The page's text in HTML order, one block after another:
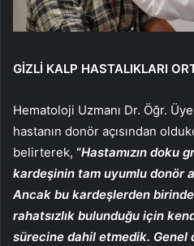
GİZLİ KALP HASTALIKLARI
Hematoloji Uzmanı Dr. Öğr.
hastanın donör açısından
belirterek, “Hastamızın doku
kardeşinin tam uyumlu donör
Ancak bu kardeşlerden
rahatsızlık bulunduğu için
sürecine dahil etmedik. Genel